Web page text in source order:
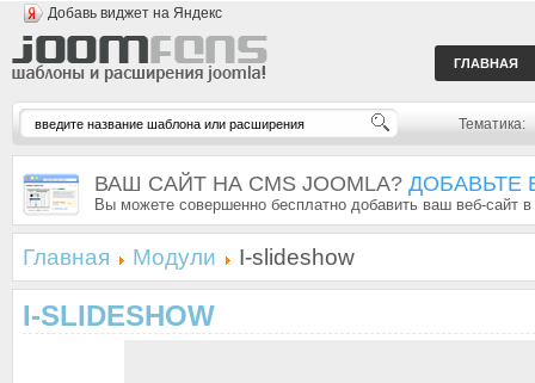
Добавь виджет на Яндекс
ГЛАВНАЯ
Тематика:
ВАШ САЙТ НА CMS JOOMLA? ДОБАВЬТЕ
Вы можете совершенно бесплатно добавить ваш веб-сайт
Главная Модули I-slideshow
I-SLIDESHOW